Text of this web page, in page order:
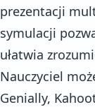
prezentacji
symulacji
ułatwia
Nauczyciel
Genially,